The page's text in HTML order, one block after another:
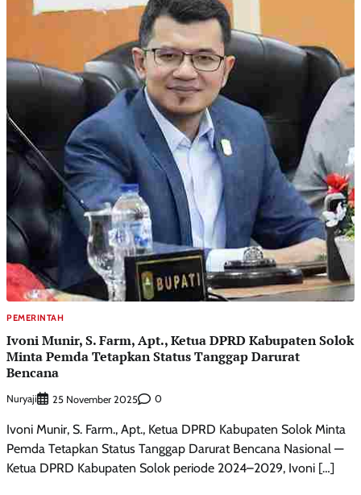
PEMERINTAH
Ivoni Munir, S. Farm, Apt., Ketua DPRD Kabupaten Solok
Minta Pemda Tetapkan Status Tanggap Darurat
Bencana
Nuryaji 25 November 2025 0
Ivoni Munir, S. Farm., Apt., Ketua DPRD Kabupaten Solok Minta
Pemda Tetapkan Status Tanggap Darurat Bencana Nasional —
Ketua DPRD Kabupaten Solok periode 2024–2029, Ivoni […]